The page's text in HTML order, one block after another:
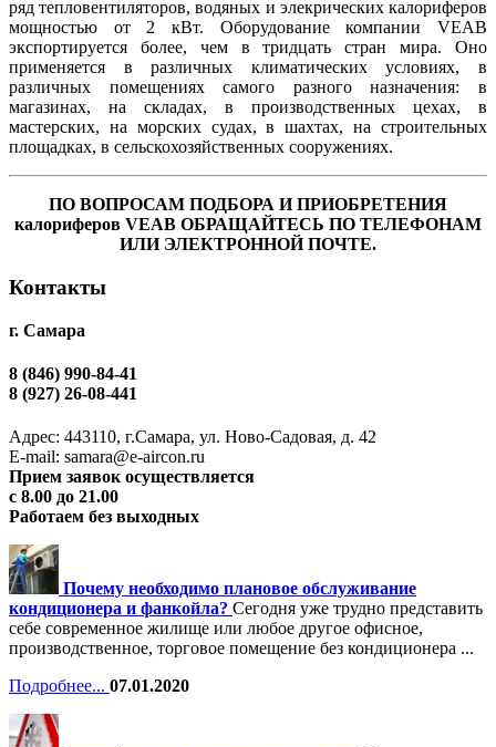
ряд тепловентиляторов, водяных и элекрических калориферов
мощностью от 2 кВт. Оборудование компании VEAB
экспортируется более, чем в тридцать стран мира. Оно
применяется в различных климатических условиях, в
различных помещениях самого разного назначения: в
магазинах, на складах, в производственных цехах, в
мастерских, на морских судах, в шахтах, на строительных
площадках, в сельскохозяйственных сооружениях.
ПО ВОПРОСАМ ПОДБОРА И ПРИОБРЕТЕНИЯ
калориферов VEAB ОБРАЩАЙТЕСЬ ПО ТЕЛЕФОНАМ
ИЛИ ЭЛЕКТРОННОЙ ПОЧТЕ.
Контакты
г. Самара
8 (846) 990-84-41
8 (927) 26-08-441
Адрес: 443110, г.Самара, ул. Ново-Садовая, д. 42
Е-mail: samara@e-aircon.ru
Прием заявок осуществляется
с 8.00 до 21.00
Работаем без выходных
Почему необходимо плановое обслуживание
кондиционера и фанкойла? Сегодня уже трудно представить
себе современное жилище или любое другое офисное,
производственное, торговое помещение без кондиционера ...
Подробнее... 07.01.2020